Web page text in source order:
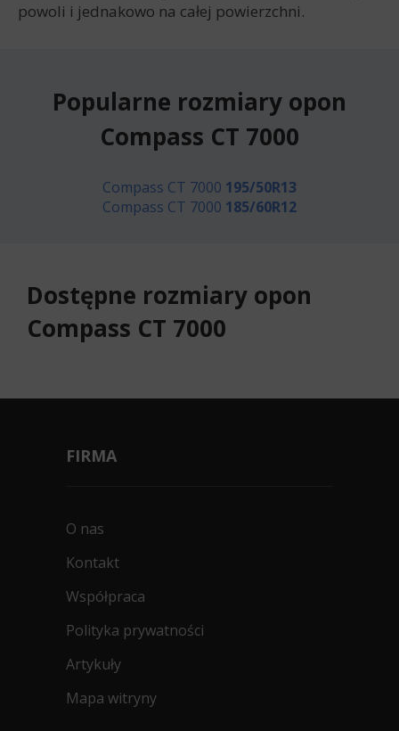
powoli i jednakowo na całej powierzchni.
Popularne rozmiary opon
Compass CT 7000
Compass CT 7000 195/50R13
Compass CT 7000 185/60R12
Dostępne rozmiary opon
Compass CT 7000
FIRMA
O nas
Kontakt
Współpraca
Polityka prywatności
Artykuły
Mapa witryny